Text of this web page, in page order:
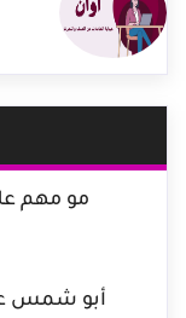
مو مهم
أبو شمس